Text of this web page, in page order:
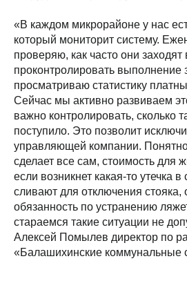
«В каждом микрорайоне у нас
который мониторит систему.
проверяю, как часто они заходят
проконтролировать выполнение
просматриваю статистику
Сейчас мы активно развиваем
важно контролировать, сколько
поступило. Это позволит
управляющей компании.
сделает все сам, стоимость для
если возникнет какая-то утечка
сливают для отключения стояка,
обязанность по устранению
стараемся такие ситуации не
Алексей Помылев директор по
«Балашихинские коммунальные